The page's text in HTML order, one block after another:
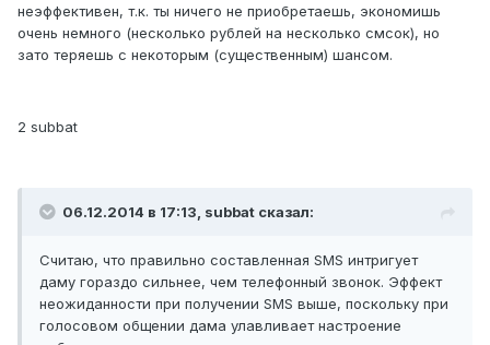
неэффективен, т.к. ты ничего не приобретаешь, экономишь
очень немного (несколько рублей на несколько смсок), но
зато теряешь с некоторым (существенным) шансом.
2 subbat
06.12.2014 в 17:13, subbat сказал:
Считаю, что правильно составленная SMS интригует
даму гораздо сильнее, чем телефонный звонок. Эффект
неожиданности при получении SMS выше, поскольку при
голосовом общении дама улавливает настроение